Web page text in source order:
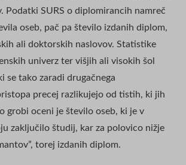
Podatki SURS o diplomirancih namreč
oseb, pač pa število izdanih diplom,
ali doktorskih naslovov. Statistike
univerz ter višjih ali visokih šol
se tako zaradi drugačnega
precej razlikujejo od tistih, ki jih
grobi oceni je število oseb, ki je v
zaključilo študij, kar za polovico nižje
torej izdanih diplom.